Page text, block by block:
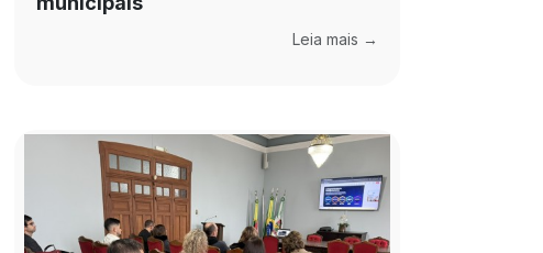
Leia mais →